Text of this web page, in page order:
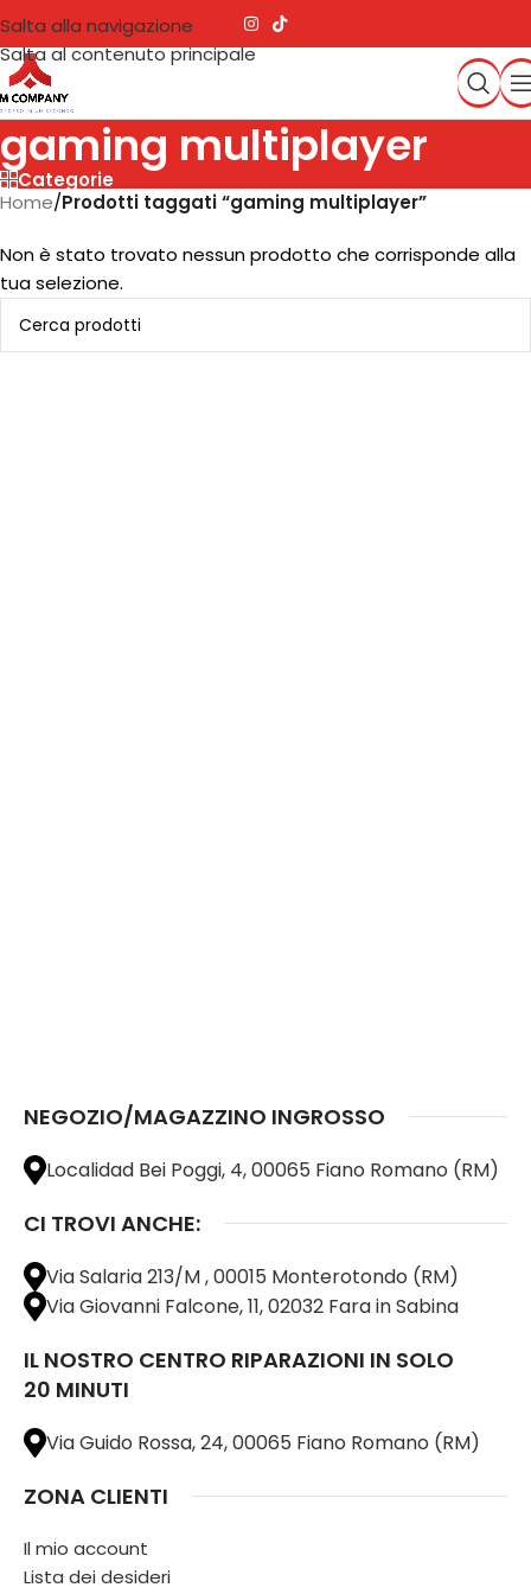
Salta alla navigazione
Salta al contenuto principale
gaming multiplayer
Categorie
Home/Prodotti taggati “gaming multiplayer”
Non è stato trovato nessun prodotto che corrisponde alla
tua selezione.
NEGOZIO/MAGAZZINO INGROSSO
Localidad Bei Poggi, 4, 00065 Fiano Romano (RM)
CI TROVI ANCHE:
Via Salaria 213/M , 00015 Monterotondo (RM)
Via Giovanni Falcone, 11, 02032 Fara in Sabina
IL NOSTRO CENTRO RIPARAZIONI IN SOLO
20 MINUTI
Via Guido Rossa, 24, 00065 Fiano Romano (RM)
ZONA CLIENTI
Il mio account
Lista dei desideri